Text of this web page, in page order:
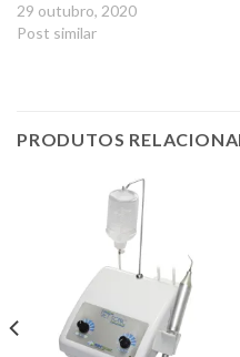
29 outubro, 2020
Post similar
PRODUTOS